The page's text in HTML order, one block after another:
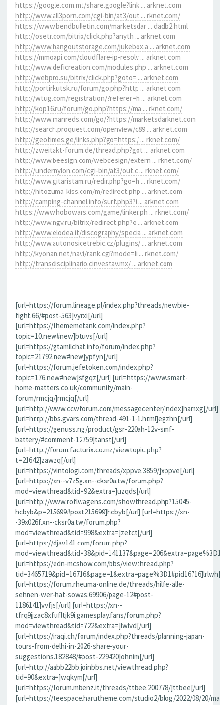
https://google.com.mt/share.google?link ... arknet.com
http://www.all3porn.com/cgi-bin/at3/out ... rknet.com/
https://www.bendbulletin.com/marketsdar ... dadb2.html
http://osetr.com/bitrix/click.php?anyth ... arknet.com
http://www.hangoutstorage.com/jukebox.a ... arknet.com
https://mmoapi.com/cloudflare-ip-resolv ... arknet.com
http://www.deficreation.com/modules.php ... arknet.com
http://webpro.su/bitrix/click.php?goto= ... arknet.com
http://portirkutsk.ru/forum/go.php?http ... arknet.com
http://wtug.com/registration/?referer=h ... arknet.com
http://kop16.ru/forum/go.php?https://ma ... rknet.com/
http://www.manreds.com/go/?https://marketsdarknet.com
http://search.proquest.com/openview/c89 ... arknet.com
http://geotimes.ge/links.php?go=https:/ ... rknet.com/
http://zweitakt-forum.de/thread.php?got ... arknet.com
http://www.beesign.com/webdesign/extern ... rknet.com/
http://undernylon.com/cgi-bin/at3/out.c ... rknet.com/
http://www.gitaristam.ru/redir.php?go=h ... rknet.com/
http://hitozuma-kiss.com/m/redirect.php ... arknet.com
http://camping-channel.info/surf.php3?i ... arknet.com
https://www.hobowars.com/game/linker.ph ... rknet.com/
http://www.ngv.ru/bitrix/redirect.php?e ... arknet.com
http://www.elodea.it/discography/specia ... arknet.com
http://www.autonosicetrebic.cz/plugins/ ... arknet.com
http://kyonan.net/navi/rank.cgi?mode=li ... rknet.com/
http://transdisciplinario.cinvestav.mx/ ... arknet.com
[url=https://forum.lineage.pl/index.php?threads/newbie-
fight.66/#post-563]vyrxi[/url]
[url=https://thememetank.com/index.php?
topic=10.new#new]btuvs[/url]
[url=https://gtamilchat.info/forum/index.php?
topic=21792.new#new]ypfyn[/url]
[url=https://forum.jefetoken.com/index.php?
topic=176.new#new]sfgqz[/url] [url=https://www.smart-
home-matters.co.uk/community/main-
forum/rmcjq/]rmcjq[/url]
[url=http://www.ccwforum.com/messagecenter/index]hamxg[/url]
[url=http://bbs.gvars.com/thread-491-1-1.html]egzhn[/url]
[url=https://genuss.ng/product/gsr-220ah-12v-smf-
battery/#comment-12759]tanst[/url]
[url=http://forum.facturix.co.mz/viewtopic.php?
t=21642]zawzq[/url]
[url=https://vintologi.com/threads/xppve.3859/]xppve[/url]
[url=https://xn--v7z5g.xn--cksr0a.tw/forum.php?
mod=viewthread&tid=92&extra=]uzqds[/url]
[url=http://www.roflwagens.com/showthread.php?15045-
hcbyb&p=215699#post215699]hcbyb[/url] [url=https://xn-
-39x026f.xn--cksr0a.tw/forum.php?
mod=viewthread&tid=998&extra=]zetct[/url]
[url=https://djav141.com/forum.php?
[url=https://edn-mcshow.com/bbs/viewthread.php?
[url=https://forum.rheuma-online.de/threads/hilfe-alle-
sehnen-wer-hat-sowas.69906/page-12#post-
1186141]vvfjs[/url] [url=https://xn--
tfrq9jjzac8xfufltjk9i.gamesplay.fans/forum.php?
mod=viewthread&tid=722&extra=]lwlvd[/url]
[url=https://iraqi.ch/forum/index.php?threads/planning-japan-
tours-from-delhi-in-2026-share-your-
suggestions.182848/#post-229420]ohnim[/url]
[url=http://aabb22bb.joinbbs.net/viewthread.php?
tid=90&extra=]wqkym[/url]
[url=https://forum.mbenz.it/threads/ttbee.200778/]ttbee[/url]
[url=https://teespace.harutheme.com/studio2/blog/2022/08/20/